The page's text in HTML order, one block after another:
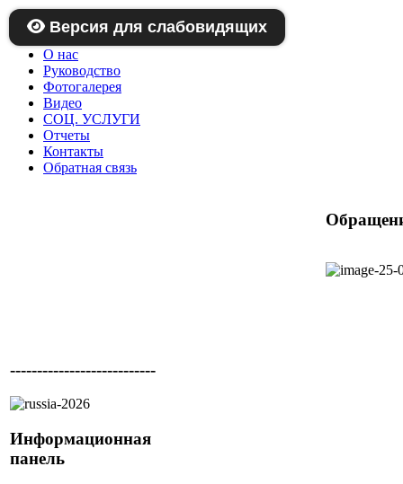
Главная
Новости
О нас
Руководство
Фотогалерея
Видео
СОЦ. УСЛУГИ
Отчеты
Контакты
Обратная связь
---------------------------
Информационная
панель
Версия для слабовидящих